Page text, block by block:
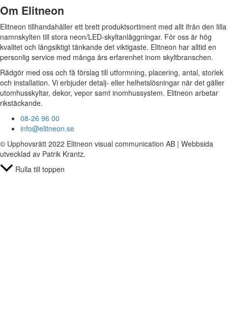
Om Elitneon
Elitneon tillhandahåller ett brett produktsortiment med allt ifrån den lilla
namnskylten till stora neon/LED-skyltanläggningar. För oss är hög
kvalitet och långsiktigt tänkande det viktigaste. Elitneon har alltid en
personlig service med många års erfarenhet inom skyltbranschen.
Rådgör med oss och få förslag till utformning, placering, antal, storlek
och installation. Vi erbjuder detalj- eller helhetslösningar när det gäller
utomhusskyltar, dekor, vepor samt inomhussystem. Elitneon arbetar
rikstäckande.
08-26 96 00
info@elitneon.se
© Upphovsrätt 2022 Elitneon visual communication AB | Webbsida
utvecklad av Patrik Krantz.
Rulla till toppen